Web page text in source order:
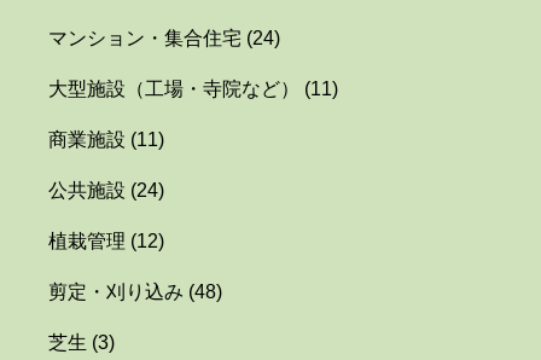
マンション・集合住宅 (24)
大型施設（工場・寺院など） (11)
商業施設 (11)
公共施設 (24)
植栽管理 (12)
剪定・刈り込み (48)
芝生 (3)